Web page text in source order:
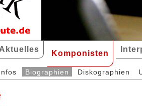
Aktuelles Komponisten
Biographien Diskographien